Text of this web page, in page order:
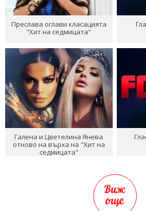
Преслава оглави класацията
"Хит на седмицата"
Галена и Цветелина Янева
отново на върха на "Хит на
седмицата"
Виж
още